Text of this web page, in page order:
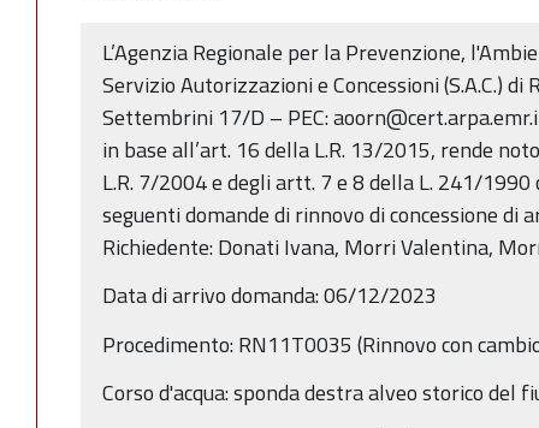
L’Agenzia Regionale per la Prevenzione,
Servizio Autorizzazioni e Concessioni (S.A.C.) di
Settembrini 17/D – PEC:
in base all’art. 16 della L.R. 13/2015, rende
L.R. 7/2004 e degli artt. 7 e 8 della L. 241/
seguenti domande di rinnovo di concessione di
Richiedente: Donati Ivana, Morri Valentina,
Data di arrivo domanda: 06/12/2023
Procedimento: RN11T0035 (Rinnovo con
Corso d'acqua: sponda destra alveo storico del